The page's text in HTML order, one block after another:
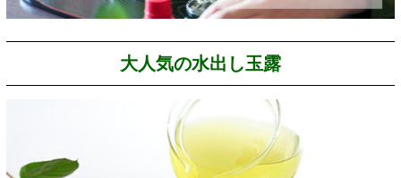
大人気の水出し玉露